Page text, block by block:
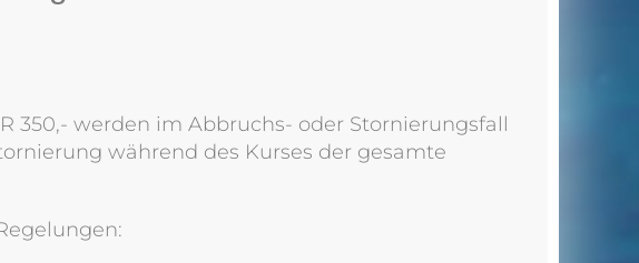
350,- werden im Abbruchs- oder Stornierungsfall
während des Kurses der gesamte